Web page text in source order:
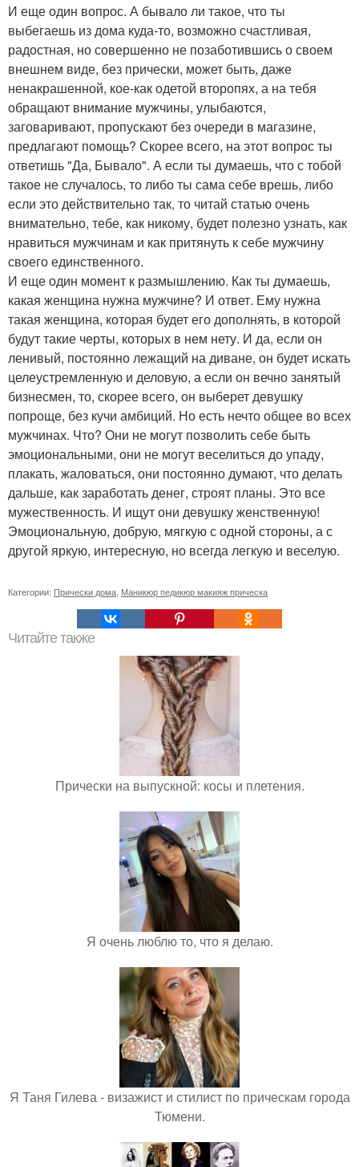
И еще один вопрос. А бывало ли такое, что ты
выбегаешь из дома куда-то, возможно счастливая,
радостная, но совершенно не позаботившись о своем
внешнем виде, без прически, может быть, даже
ненакрашенной, кое-как одетой второпях, а на тебя
обращают внимание мужчины, улыбаются,
заговаривают, пропускают без очереди в магазине,
предлагают помощь? Скорее всего, на этот вопрос ты
ответишь "Да, Бывало". А если ты думаешь, что с тобой
такое не случалось, то либо ты сама себе врешь, либо
если это действительно так, то читай статью очень
внимательно, тебе, как никому, будет полезно узнать, как
нравиться мужчинам и как притянуть к себе мужчину
своего единственного.
И еще один момент к размышлению. Как ты думаешь,
какая женщина нужна мужчине? И ответ. Ему нужна
такая женщина, которая будет его дополнять, в которой
будут такие черты, которых в нем нету. И да, если он
ленивый, постоянно лежащий на диване, он будет искать
целеустремленную и деловую, а если он вечно занятый
бизнесмен, то, скорее всего, он выберет девушку
попроще, без кучи амбиций. Но есть нечто общее во всех
мужчинах. Что? Они не могут позволить себе быть
эмоциональными, они не могут веселиться до упаду,
плакать, жаловаться, они постоянно думают, что делать
дальше, как заработать денег, строят планы. Это все
мужественность. И ищут они девушку женственную!
Эмоциональную, добрую, мягкую с одной стороны, а с
другой яркую, интересную, но всегда легкую и веселую.
Категории: Прически дома Маникюр педикюр макияж прическа
Читайте также
Прически на выпускной: косы и плетения.
Я очень люблю то, что я делаю.
Я Таня Гилева - визажист и стилист по прическам города
Тюмени.